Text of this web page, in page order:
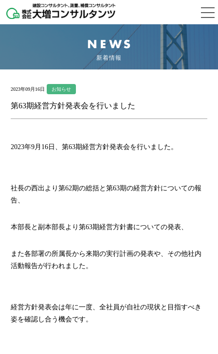
新着情報
2023年09月16日 お知らせ
第63期経営方針発表会を行いました
2023年9月16日、第63期経営方針発表会を行いました。
社長の西出より第62期の総括と第63期の経営方針についての報
告、
本部長と副本部長より第63期経営方針書についての発表、
また各部署の所属長から来期の実行計画の発表や、その他社内
活動報告が行われました。
経営方針発表会は年に一度、全社員が自社の現状と目指すべき
姿を確認し合う機会です。